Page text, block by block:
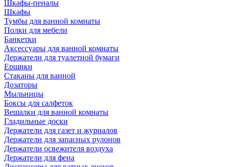
Шкафы-пеналы
Шкафы
Тумбы для ванной комнаты
Полки для мебели
Банкетки
Аксессуары для ванной комнаты
Держатели для туалетной бумаги
Ершики
Стаканы для ванной
Дозаторы
Мыльницы
Боксы для салфеток
Вешалки для ванной комнаты
Гладильные доски
Держатели для газет и журналов
Держатели для запасных рулонов
Держатели освежителя воздуха
Держатели для фена